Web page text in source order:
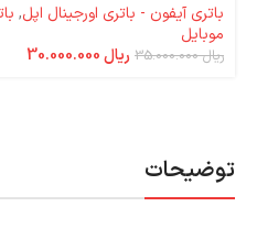
توضیحات
باتری آیفون - باتری اورجینال اپل,
موبایل
ریال35.000.000 ریال